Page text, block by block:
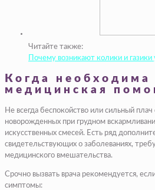
Читайте также:
Почему возникают колики и
Когда необходима
медицинская
Не всегда беспокойство или сильный
новорожденных при грудном
искусственных смесей. Есть ряд
свидетельствующих о заболеваниях,
медицинского вмешательства.
Срочно вызвать врача рекомендуется,
симптомы: